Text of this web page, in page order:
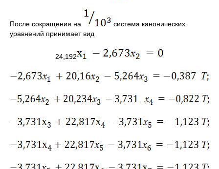
После сокращения на
система канонических
уравнений принимает вид
24,192